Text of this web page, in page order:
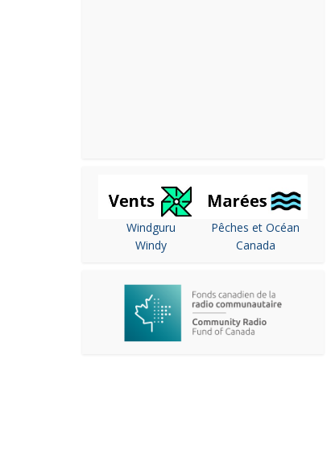
Windguru
Windy
Pêches et Océan
Canada